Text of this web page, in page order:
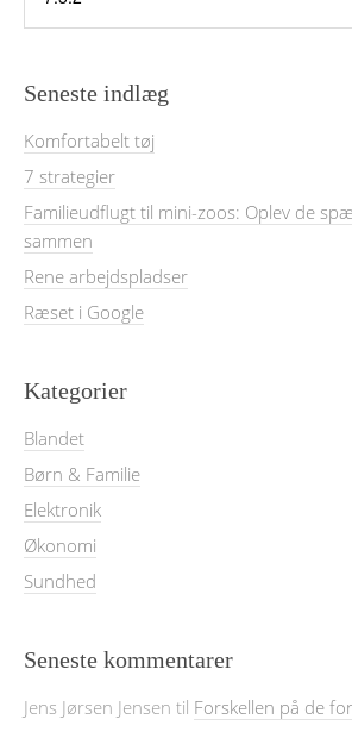
Seneste indlæg
Komfortabelt tøj
7 strategier
Familieudflugt til mini-zoos: Oplev de
sammen
Rene arbejdspladser
Ræset i Google
Kategorier
Blandet
Børn & Familie
Elektronik
Økonomi
Sundhed
Seneste kommentarer
Jens Jørsen Jensen til Forskellen på de